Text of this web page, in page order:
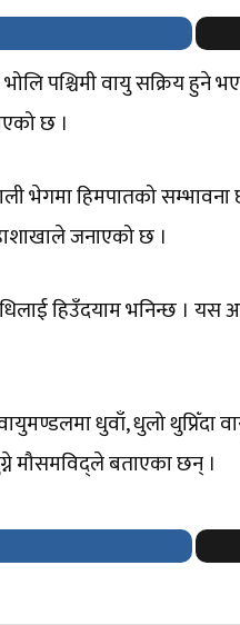
पश्चिमी वायु सक्रिय हुने
छ ।
भेगमा हिमपातको
जनाएको छ ।
हिउँदयाम भनिन्छ । यस
धुवाँ, धुलो
मौसमविद्ले बताएका छन् ।